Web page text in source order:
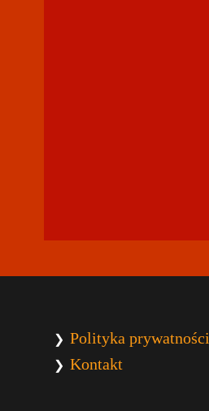
❯ Polityka prywatności
❯ Kontakt